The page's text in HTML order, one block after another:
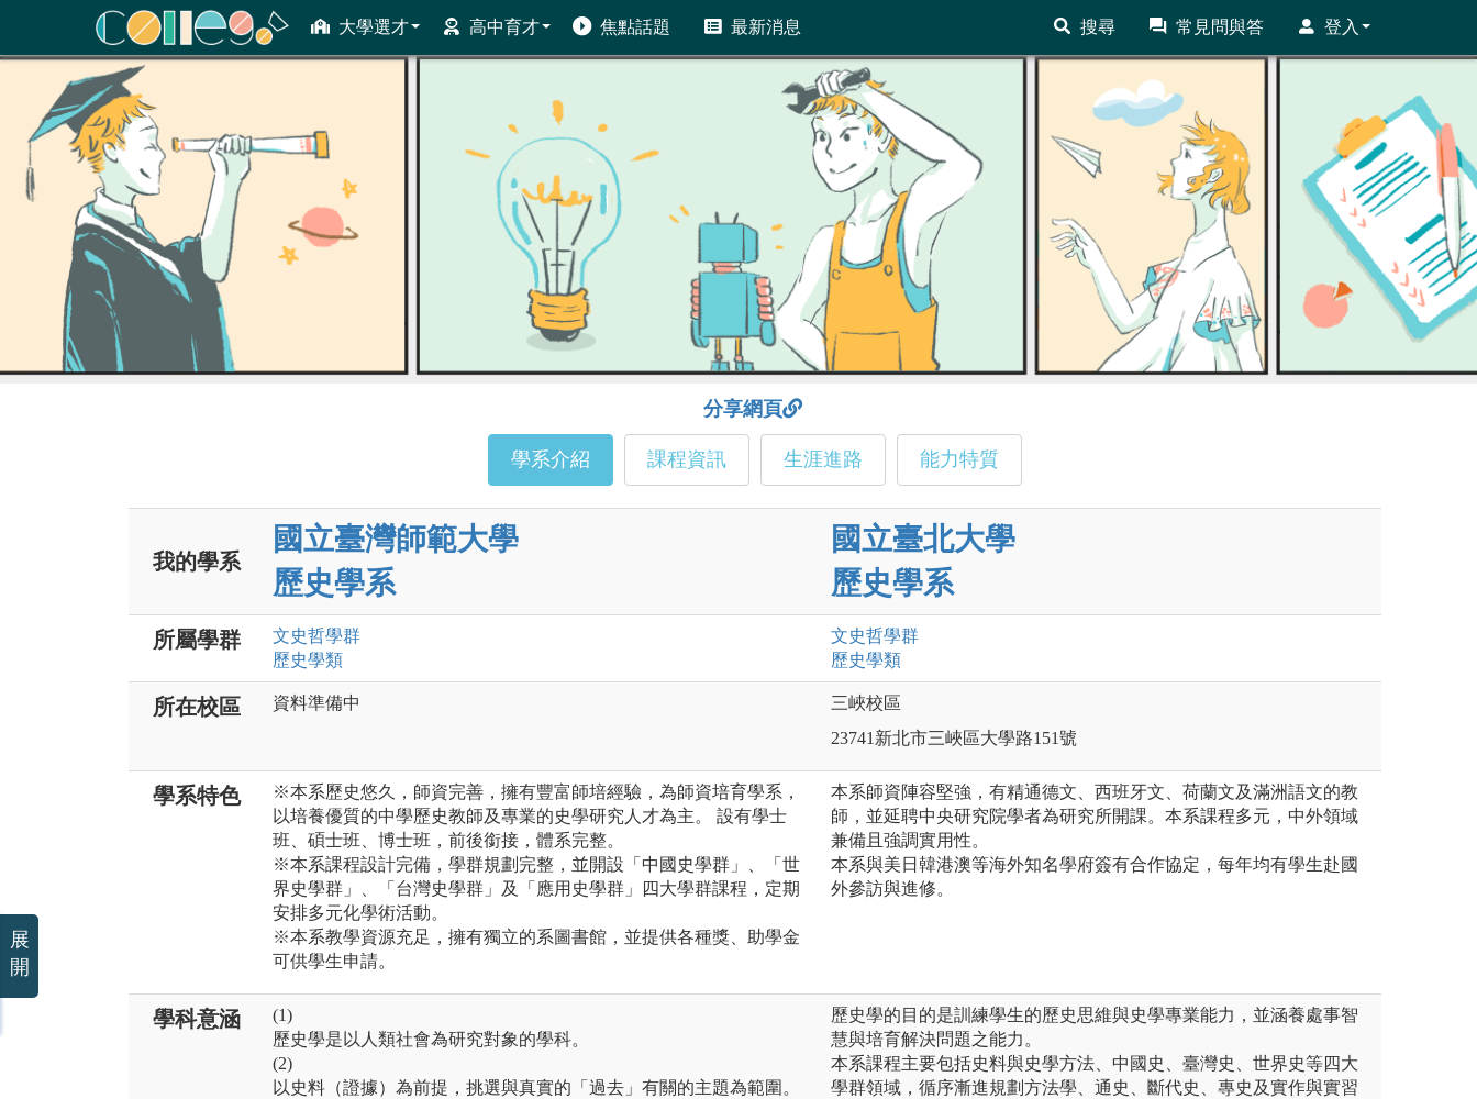
大學選才 高中育才 焦點話題 最新消息 搜尋 常見問與答 登入
ColleGo! 大學選才與高中育才輔助系統
分享網頁
學系介紹 課程資訊 生涯進路 能力特質
我的學系
國立臺灣師範大學
歷史學系
國立臺北大學
歷史學系
所屬學群 文史哲學群
歷史學類
文史哲學群
歷史學類
所在校區 資料準備中
三峽校區
23741新北市三峽區大學路151號
學系特色
※本系歷史悠久，師資完善，擁有豐富師培經驗，為師資培育學系，
以培養優質的中學歷史教師及專業的史學研究人才為主。 設有學士
班、碩士班、博士班，前後銜接，體系完整。
※本系課程設計完備，學群規劃完整，並開設「中國史學群」、「世
界史學群」、「台灣史學群」及「應用史學群」四大學群課程，定期
安排多元化學術活動。
※本系教學資源充足，擁有獨立的系圖書館，並提供各種獎、助學金
可供學生申請。
本系師資陣容堅強，有精通德文、西班牙文、荷蘭文及滿洲語文的教
師，並延聘中央研究院學者為研究所開課。本系課程多元，中外領域
兼備且強調實用性。
本系與美日韓港澳等海外知名學府簽有合作協定，每年均有學生赴國
外參訪與進修。
學科意涵
(1)
歷史學是以人類社會為研究對象的學科。
(2)
以史料（證據）為前提，挑選與真實的「過去」有關的主題為範圍。
歷史學的目的是訓練學生的歷史思維與史學專業能力，並涵養處事智
慧與培育解決問題之能力。
本系課程主要包括史料與史學方法、中國史、臺灣史、世界史等四大
學群領域，循序漸進規劃方法學、通史、斷代史、專史及實作與實習
展
開